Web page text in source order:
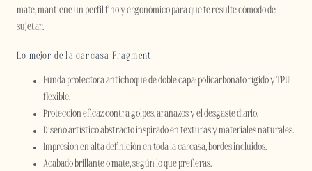
mate, mantiene un perfil fino y ergonómico para que te resulte cómodo de
sujetar.
Lo mejor de la carcasa Fragment
Funda protectora antichoque de doble capa: policarbonato rígido y TPU
flexible.
Protección eficaz contra golpes, arañazos y el desgaste diario.
Diseño artístico abstracto inspirado en texturas y materiales naturales.
Impresión en alta definición en toda la carcasa, bordes incluidos.
Acabado brillante o mate, según lo que prefieras.